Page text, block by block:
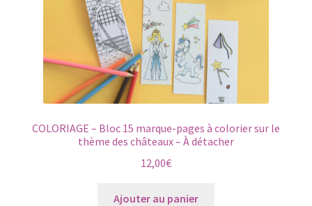
COLORIAGE – Bloc 15 marque-pages à colorier sur le
thème des châteaux – À détacher
12,00€
Ajouter au panier